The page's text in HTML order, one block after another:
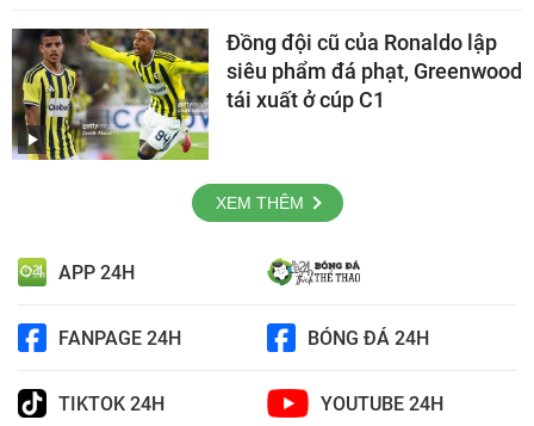
Đồng đội cũ của Ronaldo lập
siêu phẩm đá phạt, Greenwood
tái xuất ở cúp C1
XEM THÊM
APP 24H
FANPAGE 24H BÓNG ĐÁ 24H
TIKTOK 24H YOUTUBE 24H